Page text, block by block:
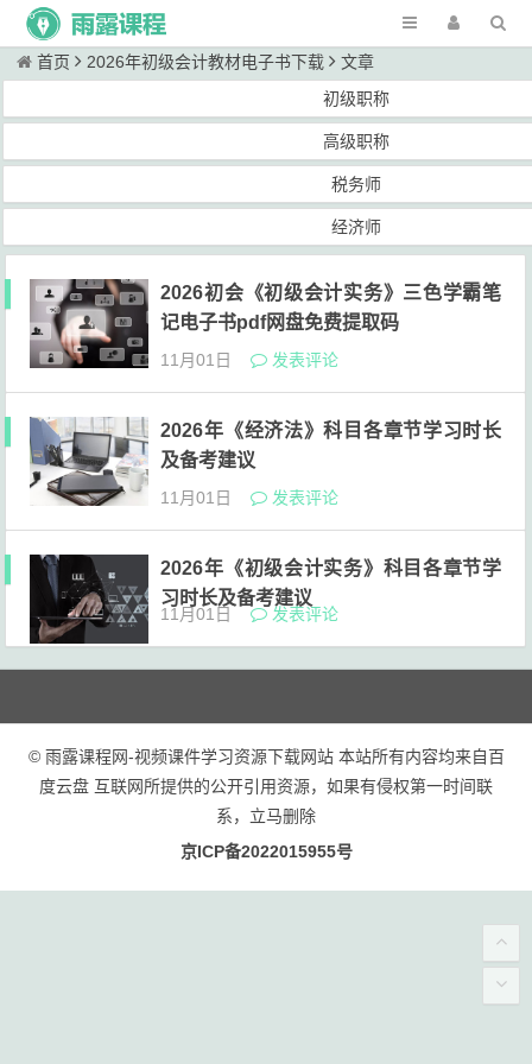
首页 2026年初级会计教材电子书下载
文章
初级职称
高级职称
税务师
经济师
2026初会《初级会计实务》三色学霸笔
记电子书pdf网盘免费提取码
11月01日 发表评论
2026年《经济法》科目各章节学习时长
及备考建议
11月01日 发表评论
2026年《初级会计实务》科目各章节学
习时长及备考建议
11月01日 发表评论
© 雨露课程网-视频课件学习资源下载网站 本站所有内容均来自百
度云盘 互联网所提供的公开引用资源，如果有侵权第一时间联
系，立马删除
京ICP备2022015955号